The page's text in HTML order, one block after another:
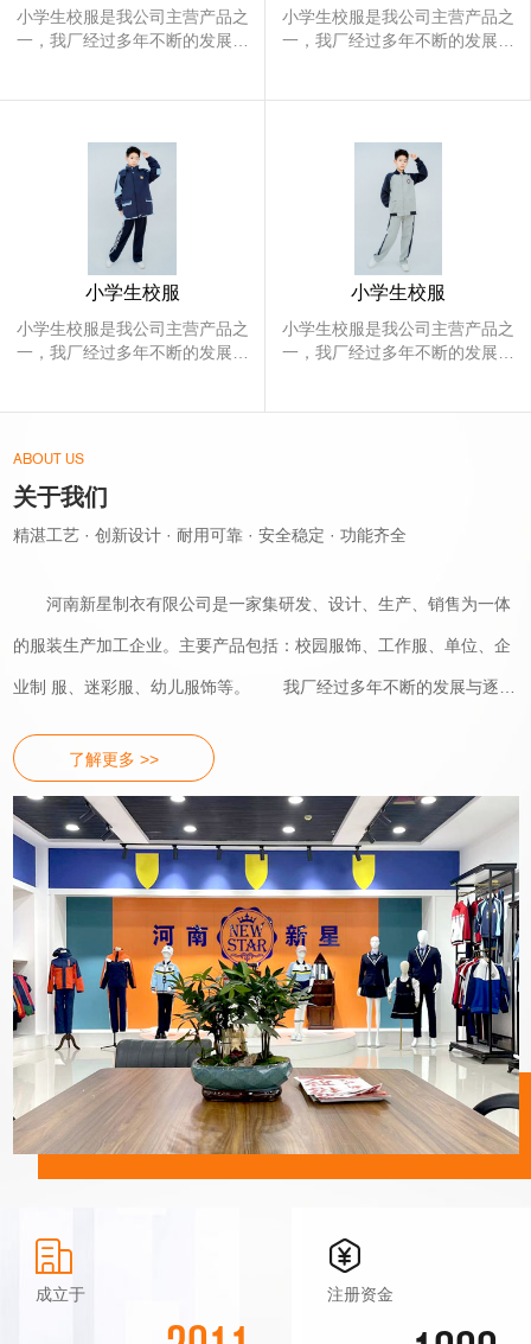
新闻资讯
扩大，产品也在不断的增加，并积
累了良好的信誉。让大家成功而富
迎各新老顾客，海内外客商来电洽
谈生意。我厂将以好的产品，好的
质量，好的服务，良好的信誉恭候
您的光临。我们相信一次的合作使
我们成为终身的朋友！工作服设计
的原则首先是有明确的针对性：针
同一企业不同岗位，同一岗位不同
同点归纳为什么人穿、穿用时间、
较为不明确的被分后的一部分消费
群。这里的“人“在工作服上表现为
性．个人与群体风格．生理与心理
需求．政治经济地位．文化素养
等，至于设计要求具体而各异。时
间与地点则是职业的大环境与小环
境因素，时间有春夏秋冬，白天与
夜晚之别，地点则表现为地域性的
大环境与具体工作时的小环境。
验，结合新流行资讯及先进工艺，
体现着丰富的高尚的文化底蕴及鲜
明的个性。让客户满意，才是我们
的目标。我厂的经营范围在不断的
扩大，产品也在不断的增加，并积
累了良好的信誉。让大家成功而富
有个性的穿出品味，穿出典范，大
步迈进美好的未来。 我厂热烈欢
质量，好的服务，良好的信誉恭候
您的光临。我们相信一次的合作使
我们成为终身的朋友！工作服设计
对不同行业，同一行业不同企业，
同一企业不同岗位，同一岗位不同
身份、性别等等。针对性的设计不
穿用地点、为何穿、穿什么。什么
人穿，在狭义上是指在规定时间内
到自己供职的地点去工作或从事公
务活动的一部分人，在广义上是指
较为不明确的被分后的一部分消费
群。这里的“人“在工作服上表现为
一个群体，一个部分，其工作特
性．个人与群体风格．生理与心理
需求．政治经济地位．文化素养
等，至于设计要求具体而各异。时
间与地点则是职业的大环境与小环
境因素，时间有春夏秋冬，白天与
夜晚之别，地点则表现为地域性的
小学生校服是我公司主营产品之
一，我厂经过多年不断的发展与
户为中心”的思想，走以“追求与
时俱进的不凡品质”的发展方针，
这事我们公司坚持不懈的发展目
标。我厂针对各种需求的职业装
进行了渗入的研究，积累了丰富
的制作与裁剪经验，结合新流行
资讯及先进工艺，通过严格的质
量把关，力使每件产品都能做到
精、准，使每件产品都体现着丰
累了良好的信誉。让大家成功而
富有个性的穿出品味，穿出典
范，大步迈进美好的未来。 我厂
热烈欢迎各新老顾客，海内外客
好的信誉恭候您的光临。我们相
信一次的合作使我们成为终身的
朋友！工作服设计的原则首先是
有明确的针对性：针对不同行
份、性别等等。针对性的设计不
同点归纳为什么人穿、穿用时
间、穿用地点、为何穿、穿什
么。什么人穿，在狭义上是指在
规定时间内到自己供职的地点去
工作或从事公务活动的一部分
人，在广义上是指较为不明确的
被分后的一部分消费群。这里
的“人“在工作服上表现为一个群
体，一个部分，其工作特性．个
人与群体风格．生理与心理需
求．政治经济地位．文化素养
等，至于设计要求具体而各异。
时间与地点则是职业的大环境与
小环境因素，时间有春夏秋冬，
白天与夜晚之别，地点则表现为
地域性的大环境与具体工作时的
小环境。
小学生校服是我公司主营产品之
一，我厂经过多年不断的发展与
户为中心”的思想，走以“追求与
时俱进的不凡品质”的发展方针，
这事我们公司坚持不懈的发展目
标。我厂针对各种需求的职业装
进行了渗入的研究，积累了丰富
的制作与裁剪经验，结合新流行
资讯及先进工艺，通过严格的质
量把关，力使每件产品都能做到
精、准，使每件产品都体现着丰
热烈欢迎各新老顾客，海内外客
好的信誉恭候您的光临。我们相
信一次的合作使我们成为终身的
朋友！工作服设计的原则首先是
有明确的针对性：针对不同行
间、穿用地点、为何穿、穿什
么。什么人穿，在狭义上是指在
规定时间内到自己供职的地点去
工作或从事公务活动的一部分
人，在广义上是指较为不明确的
被分后的一部分消费群。这里
的“人“在工作服上表现为一个群
体，一个部分，其工作特性．个
人与群体风格．生理与心理需
求．政治经济地位．文化素养
等，至于设计要求具体而各异。
时间与地点则是职业的大环境与
小环境因素，时间有春夏秋冬，
白天与夜晚之别，地点则表现为
地域性的大环境与具体工作时的
小环境。
小学生校服
小学生校服是我公司主营产品之
一，我厂经过多年不断的发展与
户为中心”的思想，走以“追求与
时俱进的不凡品质”的发展方针，
标。我厂针对各种需求的职业装
资讯及先进工艺，通过严格的质
量把关，力使每件产品都能做到
精、准，使每件产品都体现着丰
富的高尚的文化底蕴及鲜明的个
标。我厂的经营范围在不断的扩
大，产品也在不断的增加，并积
累了良好的信誉。让大家成功而
富有个性的穿出品味，穿出典
范，大步迈进美好的未来。 我厂
热烈欢迎各新老顾客，海内外客
商来电洽谈生意。我厂将以好的
产品，好的质量，好的服务，良
好的信誉恭候您的光临。我们相
信一次的合作使我们成为终身的
朋友！工作服设计的原则首先是
有明确的针对性：针对不同行
业，同一行业不同企业，同一企
业不同岗位，同一岗位不同身
份、性别等等。针对性的设计不
同点归纳为什么人穿、穿用时
间、穿用地点、为何穿、穿什
么。什么人穿，在狭义上是指在
规定时间内到自己供职的地点去
工作或从事公务活动的一部分
的“人“在工作服上表现为一个群
体，一个部分，其工作特性．个
人与群体风格．生理与心理需
求．政治经济地位．文化素养
小学生校服
小学生校服是我公司主营产品之
一，我厂经过多年不断的发展与
标。我厂针对各种需求的职业装
资讯及先进工艺，通过严格的质
量把关，力使每件产品都能做到
富的高尚的文化底蕴及鲜明的个
富有个性的穿出品味，穿出典
范，大步迈进美好的未来。 我厂
热烈欢迎各新老顾客，海内外客
商来电洽谈生意。我厂将以好的
产品，好的质量，好的服务，良
好的信誉恭候您的光临。我们相
信一次的合作使我们成为终身的
朋友！工作服设计的原则首先是
有明确的针对性：针对不同行
业，同一行业不同企业，同一企
业不同岗位，同一岗位不同身
份、性别等等。针对性的设计不
同点归纳为什么人穿、穿用时
间、穿用地点、为何穿、穿什
么。什么人穿，在狭义上是指在
规定时间内到自己供职的地点去
工作或从事公务活动的一部分
的“人“在工作服上表现为一个群
体，一个部分，其工作特性．个
人与群体风格．生理与心理需
ABOUT US
关于我们
精湛工艺 · 创新设计 · 耐用可靠 · 安全稳定 · 功能齐全
河南新星制衣有限公司是一家集研发、设计、生产、销售为一体
的服装生产加工企业。主要产品包括：校园服饰、工作服、单位、企
业制 服、迷彩服、幼儿服饰等。 我厂经过多年不断的发展与逐步
要的产品为己任，以让客户满意为宗旨，始终贯彻以“客户为中心”的
思想，走以“追求与时俱进的不凡品质”的发展方针，这事我们公司坚
持不懈的发展目标。我厂针对各种需求的职业装进行了渗入的研究，
积累了丰富的制作与裁剪经验，结合新流行资讯及优良工艺，让客户
满意，才是我们的目标。我厂的经营范围在不断的扩大，产品也在不
断的增加，并积累了良好的信誉。让大家成功而富有个性的穿出品
味，穿出典范，大步迈进美好的未来。 我厂热烈欢迎各新老顾
客，海内外客商来电洽谈生意。我厂将以好的产品，好的质量，好的
服务，良好的信誉恭候您的光临。我们相信一次的合作使我们成为终
身的朋友！ 企业策略 我们的策略是以质量取胜！ 企业服
务宗旨 提供优良的产品，是回报客户好的方法。 企业管
化 团队精神，是企业文化的核心。 员工准则 忠于公司、
了解更多 >>
成立于 注册资金